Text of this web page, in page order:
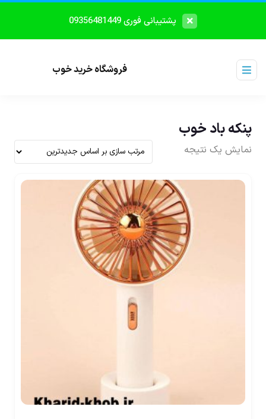
پشتیبانی فوری 09356481449
فروشگاه خرید خوب
پنکه باد خوب
نمایش یک نتیجه